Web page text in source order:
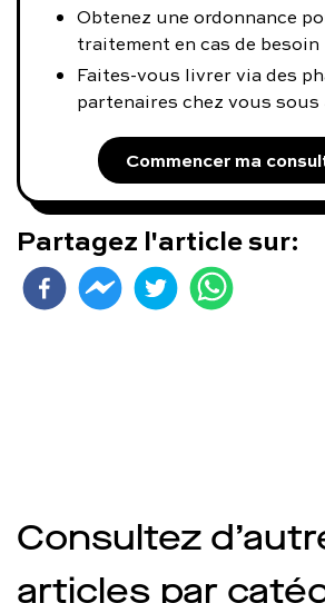
Obtenez une ordonnance
traitement en cas de besoin
Faites-vous livrer via des
partenaires chez vous
Commencer ma
Partagez l'article sur:
Consultez
articles par